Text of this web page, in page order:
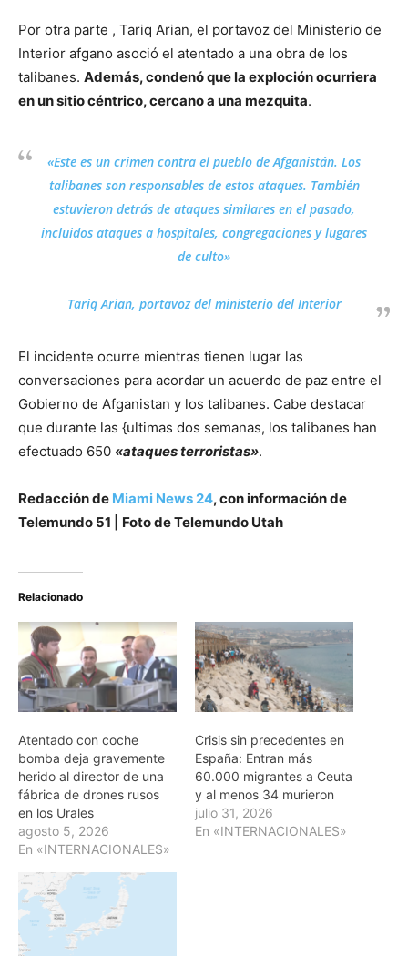
Por otra parte , Tariq Arian, el portavoz del Ministerio de
Interior afgano asoció el atentado a una obra de los
talibanes. Además, condenó que la exploción ocurriera
en un sitio céntrico, cercano a una mezquita.
«Este es un crimen contra el pueblo de Afganistán. Los
talibanes son responsables de estos ataques. También
estuvieron detrás de ataques similares en el pasado,
incluidos ataques a hospitales, congregaciones y lugares
de culto»
Tariq Arian, portavoz del ministerio del Interior
El incidente ocurre mientras tienen lugar las
conversaciones para acordar un acuerdo de paz entre el
Gobierno de Afganistan y los talibanes. Cabe destacar
que durante las {ultimas dos semanas, los talibanes han
efectuado 650 «ataques terroristas».
Redacción de Miami News 24, con información de
Telemundo 51 | Foto de Telemundo Utah
Relacionado
Atentado con coche
bomba deja gravemente
herido al director de una
fábrica de drones rusos
en los Urales
agosto 5, 2026
En «INTERNACIONALES»
Crisis sin precedentes en
España: Entran más
60.000 migrantes a Ceuta
y al menos 34 murieron
julio 31, 2026
En «INTERNACIONALES»